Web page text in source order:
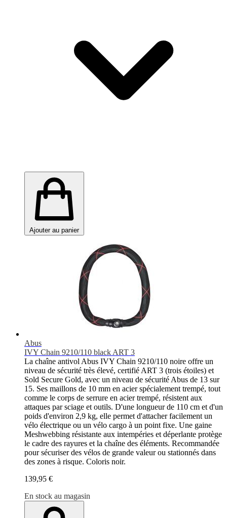
Ajouter au panier
Abus
IVY Chain 9210/110 black ART 3
La chaîne antivol Abus IVY Chain 9210/110 noire offre un
niveau de sécurité très élevé, certifié ART 3 (trois étoiles) et
Sold Secure Gold, avec un niveau de sécurité Abus de 13 sur
15. Ses maillons de 10 mm en acier spécialement trempé, tout
comme le corps de serrure en acier trempé, résistent aux
attaques par sciage et outils. D'une longueur de 110 cm et d'un
poids d'environ 2,9 kg, elle permet d'attacher facilement un
vélo électrique ou un vélo cargo à un point fixe. Une gaine
Meshwebbing résistante aux intempéries et déperlante protège
le cadre des rayures et la chaîne des éléments. Recommandée
pour sécuriser des vélos de grande valeur ou stationnés dans
des zones à risque. Coloris noir.
139,95 €
En stock au magasin